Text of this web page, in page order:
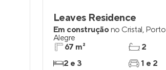
Leaves Residence
Em construçãono Cristal, Porto
Alegre
67 m²
2 e 3
2
1 e 2